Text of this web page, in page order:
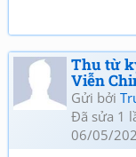
Thu từ
Viễn
Gửi bởi
Đã sửa 1
06/05/